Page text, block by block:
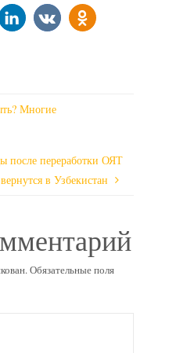
Многие
после переработки ОЯТ
вернутся в Узбекистан
Обязательные поля